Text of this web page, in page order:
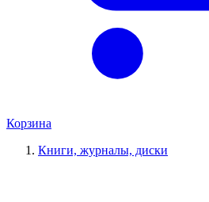
Корзина
Книги, журналы, диски